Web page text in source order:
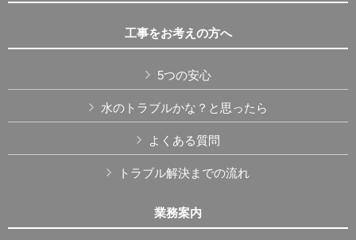
工事をお考えの方へ
5つの安心
水のトラブルかな？と思ったら
よくある質問
トラブル解決までの流れ
業務案内